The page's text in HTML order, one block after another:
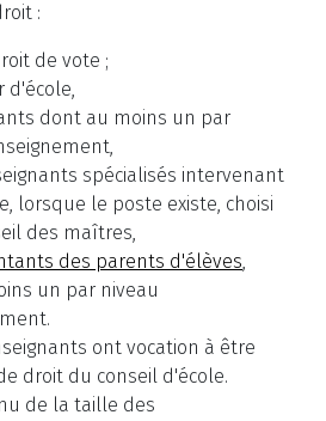
:
de vote ;
d'école,
dont au moins un par
spécialisés intervenant
lorsque le poste existe, choisi
des maîtres,
des parents d'élèves,
un par niveau
ont vocation à être
droit du conseil d'école.
de la taille des